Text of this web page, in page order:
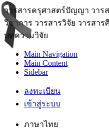
วารสารครุศาสตร์ปัญญา วาร
วิชาการ วารสารวิจัย วารสา
บทความวิจัย
Main Navigation
Main Content
Sidebar
ลงทะเบียน
เข้าสู่ระบบ
ภาษาไทย